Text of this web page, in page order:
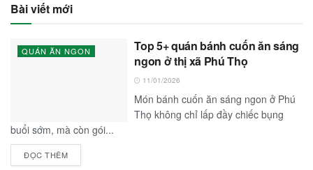
Bài viết mới
QUÁN ĂN NGON
Top 5+ quán bánh cuốn ăn sáng
ngon ở thị xã Phú Thọ
11/01/2026
Món bánh cuốn ăn sáng ngon ở Phú
Thọ không chỉ lấp đầy chiếc bụng
buổi sớm, mà còn gói...
ĐỌC THÊM